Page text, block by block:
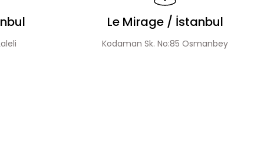
Payet Detaylı Fermuarlı Ceket Etek Takım
Le Mirage / İstanbul
Kodaman Sk. No:85 Osmanbey